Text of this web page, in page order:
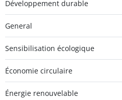
Développement durable
General
Sensibilisation écologique
Économie circulaire
Énergie renouvelable